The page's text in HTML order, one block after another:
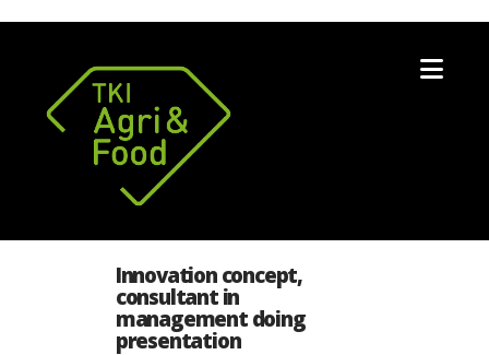
Innovation concept,
consultant in
management doing
presentation